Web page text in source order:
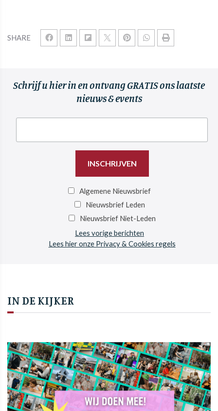
SHARE
Schrijf u hier in en ontvang GRATIS ons laatste
nieuws & events
Algemene Nieuwsbrief
Nieuwsbrief Leden
Nieuwsbrief Niet-Leden
Lees vorige berichten
Lees hier onze Privacy & Cookies regels
IN DE KIJKER